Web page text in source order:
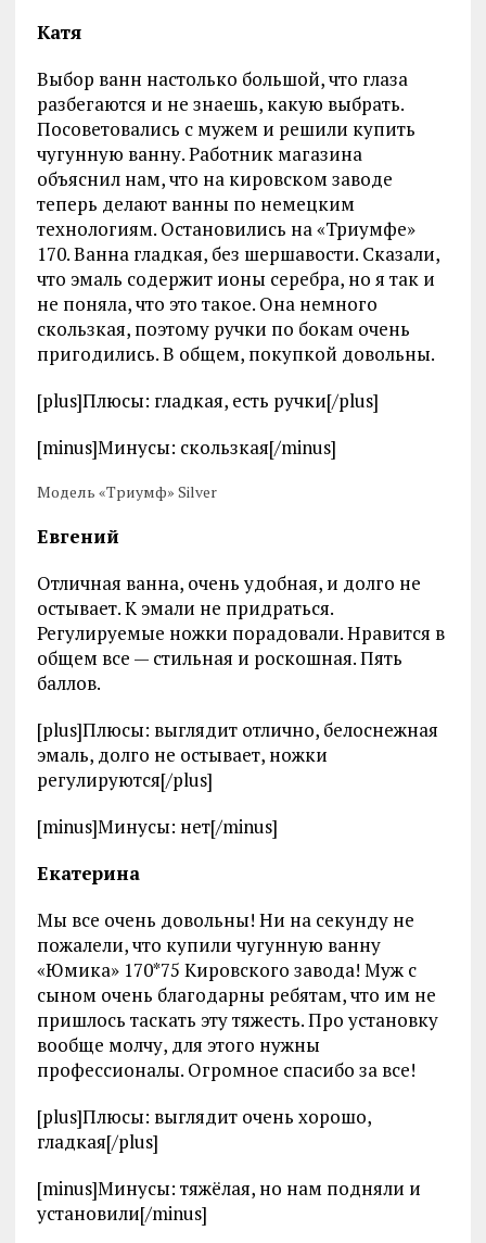
Катя
Выбор ванн настолько большой, что глаза
разбегаются и не знаешь, какую выбрать.
Посоветовались с мужем и решили купить
чугунную ванну. Работник магазина
объяснил нам, что на кировском заводе
теперь делают ванны по немецким
технологиям. Остановились на «Триумфе»
170. Ванна гладкая, без шершавости. Сказали,
что эмаль содержит ионы серебра, но я так и
не поняла, что это такое. Она немного
скользкая, поэтому ручки по бокам очень
пригодились. В общем, покупкой довольны.
[plus]Плюсы: гладкая, есть ручки[/plus]
[minus]Минусы: скользкая[/minus]
Модель «Триумф» Silver
Евгений
Отличная ванна, очень удобная, и долго не
остывает. К эмали не придраться.
Регулируемые ножки порадовали. Нравится в
общем все — стильная и роскошная. Пять
баллов.
[plus]Плюсы: выглядит отлично, белоснежная
эмаль, долго не остывает, ножки
регулируются[/plus]
[minus]Минусы: нет[/minus]
Екатерина
Мы все очень довольны! Ни на секунду не
пожалели, что купили чугунную ванну
«Юмика» 170*75 Кировского завода! Муж с
сыном очень благодарны ребятам, что им не
пришлось таскать эту тяжесть. Про установку
вообще молчу, для этого нужны
профессионалы. Огромное спасибо за все!
[plus]Плюсы: выглядит очень хорошо,
гладкая[/plus]
[minus]Минусы: тяжёлая, но нам подняли и
установили[/minus]